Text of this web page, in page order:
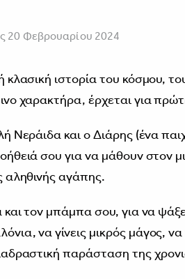
20 Φεβρουαρίου 2024
κλασική ιστορία του κόσμου,
χαρακτήρα, έρχεται για
Νεράιδα και ο Διάρης (ένα
σου για να μάθουν στον
αληθινής αγάπης.
τον μπάμπα σου, για να
να γίνεις μικρός μάγος,
παράσταση της